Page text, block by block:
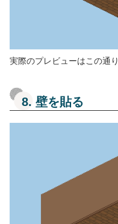
実際のプレビューはこの通り
8. 壁を貼る